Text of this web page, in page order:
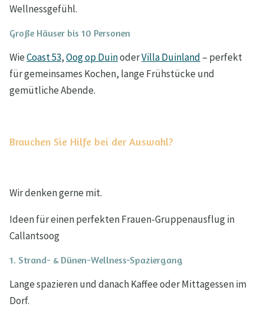
Wellnessgefühl.
Große Häuser bis 10 Personen
WieCoast 53,Oog op DuinoderVilla Duinland – perfekt
für gemeinsames Kochen, lange Frühstücke und
gemütliche Abende.
Brauchen Sie Hilfe bei der Auswahl?
Wir denken gerne mit.
Ideen für einen perfekten Frauen-Gruppenausflug in
Callantsoog
1. Strand- & Dünen-Wellness-Spaziergang
Lange spazieren und danach Kaffee oder Mittagessen im
Dorf.